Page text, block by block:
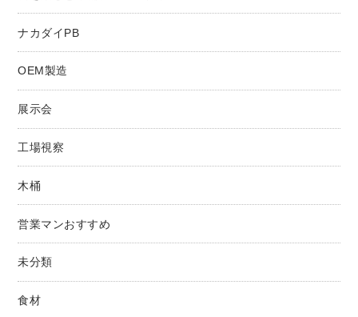
ナカダイPB
OEM製造
展示会
工場視察
木桶
営業マンおすすめ
未分類
食材